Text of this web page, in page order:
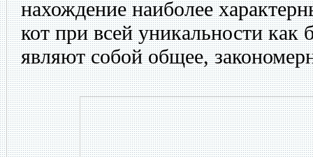
нахождение наиболее
кот при всей уникальности как
являют собой общее,